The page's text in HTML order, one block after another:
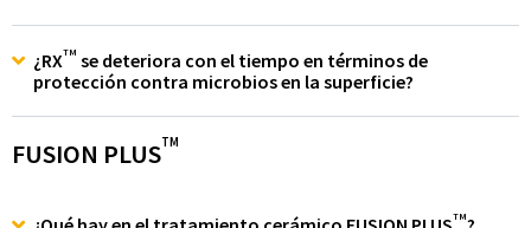
¿RXTM se deteriora con el tiempo en términos de
protección contra microbios en la superficie?
FUSION PLUSTM
TM